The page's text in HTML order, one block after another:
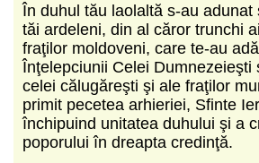
În duhul tău laolaltă s-au adunat
tăi ardeleni, din al căror trunchi
fraţilor moldoveni, care te-au
Înţelepciunii Celei Dumnezeieşti
celei călugăreşti şi ale fraţilor
primit pecetea arhieriei, Sfinte
închipuind unitatea duhului şi a
poporului în dreapta credinţă.